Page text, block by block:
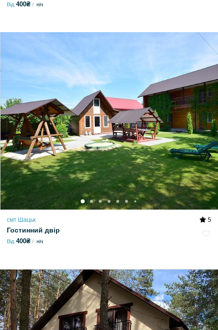
Від 400₴ ніч
смт Шацьк 5
Гостинний двір
Від 400₴ ніч